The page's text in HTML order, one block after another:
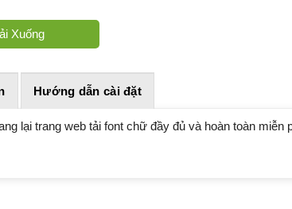
Xuống
Hướng dẫn cài đặt
lại trang web tải font chữ đầy đủ và hoàn toàn miễn